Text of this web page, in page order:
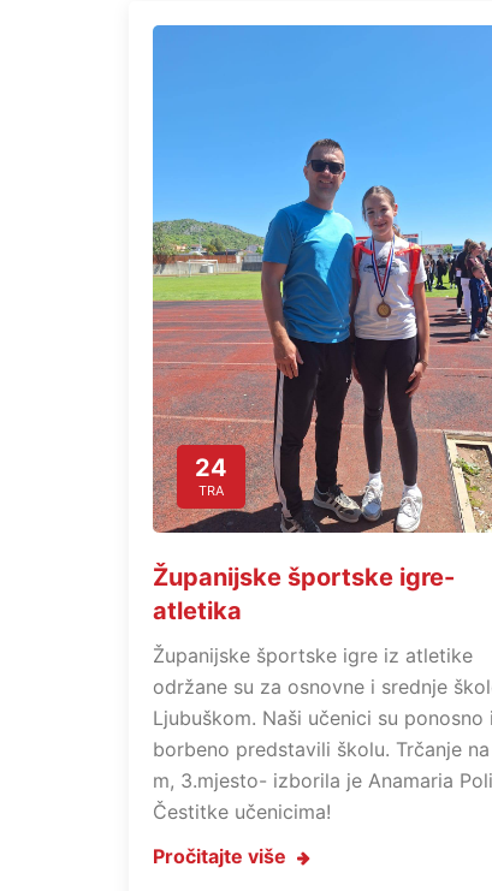
24
TRA
Županijske športske igre-
atletika
Županijske športske igre iz atletike
održane su za osnovne i srednje
Ljubuškom. Naši učenici su ponosno i
borbeno predstavili školu. Trčanje
m, 3.mjesto- izborila je Anamaria
Čestitke učenicima!
Pročitajte više